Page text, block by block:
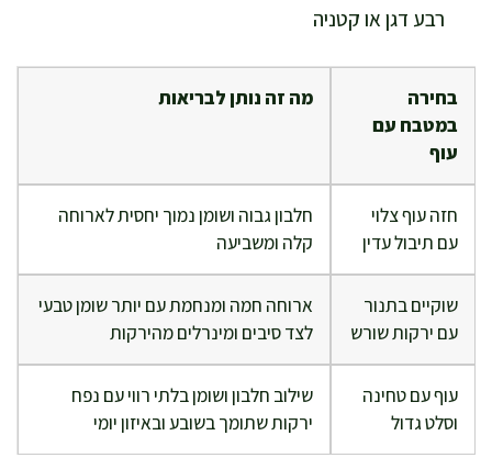
רבע דגן או קטניה
בחירה
במטבח עם
עוף
מה זה נותן לבריאות
חזה עוף צלוי
עם תיבול עדין
חלבון גבוה ושומן נמוך יחסית לארוחה
קלה ומשביעה
שוקיים בתנור
עם ירקות שורש
ארוחה חמה ומנחמת עם יותר שומן טבעי
לצד סיבים ומינרלים מהירקות
עוף עם טחינה
וסלט גדול
שילוב חלבון ושומן בלתי רווי עם נפח
ירקות שתומך בשובע ובאיזון יומי